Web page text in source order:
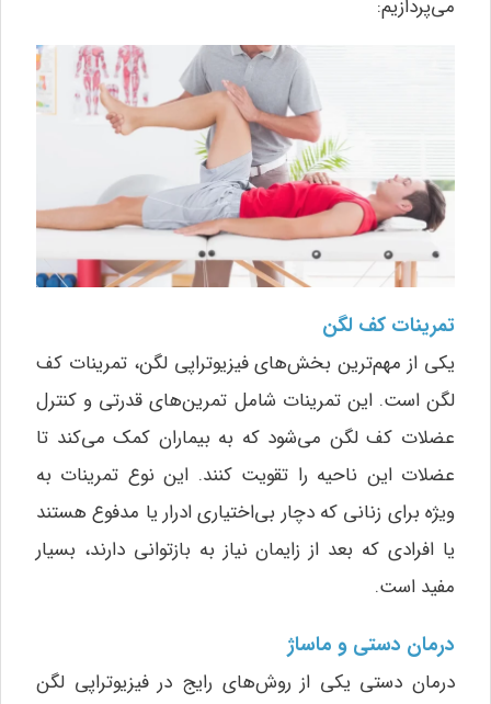
می‌پردازیم:
تمرینات کف لگن
یکی از مهم‌ترین بخش‌های فیزیوتراپی لگن، تمرینات کف
لگن است. این تمرینات شامل تمرین‌های قدرتی و کنترل
عضلات کف لگن می‌شود که به بیماران کمک می‌کند تا
عضلات این ناحیه را تقویت کنند. این نوع تمرینات به
ویژه برای زنانی که دچار بی‌اختیاری ادرار یا مدفوع هستند
یا افرادی که بعد از زایمان نیاز به بازتوانی دارند، بسیار
مفید است.
درمان دستی و ماساژ
درمان دستی یکی از روش‌های رایج در فیزیوتراپی لگن